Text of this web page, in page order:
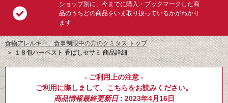
ショップ別に、今までに購入・ブックマークした商
品のうちどの商品をいま取り扱っているかがわかり
ます
食物アレルギー、食事制限中の方のクミタス トップ
＞１８包ハーベスト 香ばしセサミ 商品詳細
- ご利用上の注意 -
ご利用に際しまして、 こちらをお読みください。
商品情報最終更新日: 2023年4月16日